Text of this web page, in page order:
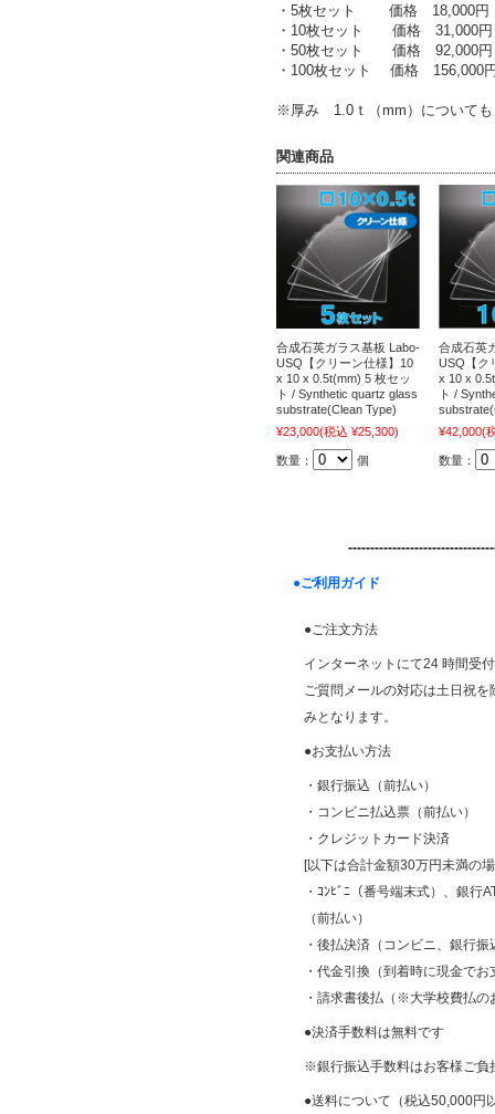
・5枚セット 価格 18,000円
・10枚セット 価格 31,000円
・50枚セット 価格 92,000円
・100枚セット 価格 156,000
※厚み 1.0ｔ（mm）についても
関連商品
合成石英ガラス基板 Labo-
USQ【クリーン仕様】10
x 10 x 0.5t(mm) 5 枚セッ
ト / Synthetic quartz glass
substrate(Clean Type)
¥23,000(税込 ¥25,300)
数量： 個
合成石英
USQ【ク
x 10 x
ト /
¥42,000(
数量：
●ご利用ガイド
●ご注文方法
インターネットにて24 時間受
ご質問メールの対応は土日祝
みとなります。
●お支払い方法
・銀行振込（前払い）
・コンビニ払込票（前払い）
・クレジットカード決済
[以下は合計金額30万円未満の
・ｺﾝﾋﾞﾆ（番号端末式）、銀行
（前払い）
・後払決済（コンビニ、銀行
・代金引換（到着時に現金でお
・請求書後払（※大学校費払の
●決済手数料は無料です
※銀行振込手数料はお客様ご負
●送料について（税込50,000円